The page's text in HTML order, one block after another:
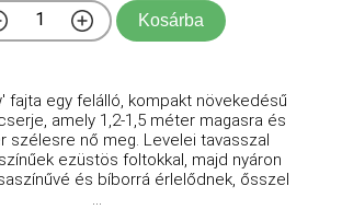
Kosárba
fajta egy felálló, kompakt növekedésű
amely 1,2-1,5 méter magasra és
szélesre nő meg. Levelei tavasszal
ezüstös foltokkal, majd nyáron
és bíborrá érlelődnek, ősszel
...